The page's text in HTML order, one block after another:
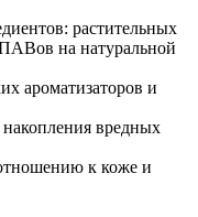
растительных
на натуральной
ароматизаторов и
вредных
к коже и